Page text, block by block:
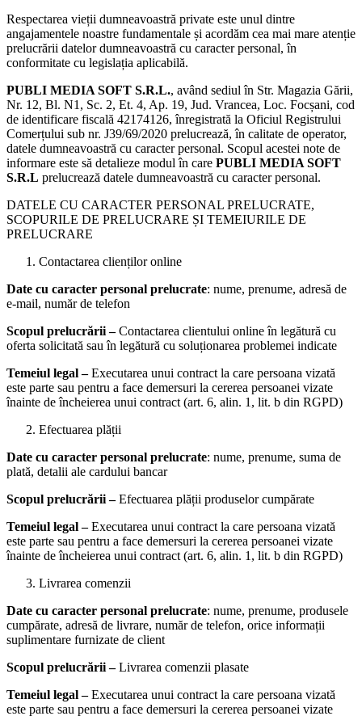
Respectarea vieții dumneavoastră private este unul dintre
angajamentele noastre fundamentale și acordăm cea mai mare atenție
prelucrării datelor dumneavoastră cu caracter personal, în
conformitate cu legislația aplicabilă.
PUBLI MEDIA SOFT S.R.L., având sediul în Str. Magazia Gării,
Nr. 12, Bl. N1, Sc. 2, Et. 4, Ap. 19, Jud. Vrancea, Loc. Focșani, cod
de identificare fiscală 42174126, înregistrată la Oficiul Registrului
Comerțului sub nr. J39/69/2020 prelucrează, în calitate de operator,
datele dumneavoastră cu caracter personal. Scopul acestei note de
informare este să detalieze modul în care PUBLI MEDIA SOFT
S.R.L prelucrează datele dumneavoastră cu caracter personal.
DATELE CU CARACTER PERSONAL PRELUCRATE,
SCOPURILE DE PRELUCRARE ȘI TEMEIURILE DE
PRELUCRARE
Contactarea clienților online
Date cu caracter personal prelucrate: nume, prenume, adresă de
e-mail, număr de telefon
Scopul prelucrării –Contactarea clientului online în legătură cu
oferta solicitată sau în legătură cu soluționarea problemei indicate
Temeiul legal –Executarea unui contract la care persoana vizată
este parte sau pentru a face demersuri la cererea persoanei vizate
înainte de încheierea unui contract (art. 6, alin. 1, lit. b din RGPD)
Efectuarea plății
Date cu caracter personal prelucrate: nume, prenume, suma de
plată, detalii ale cardului bancar
Scopul prelucrării –Efectuarea plății produselor cumpărate
Temeiul legal –Executarea unui contract la care persoana vizată
este parte sau pentru a face demersuri la cererea persoanei vizate
înainte de încheierea unui contract (art. 6, alin. 1, lit. b din RGPD)
Livrarea comenzii
Date cu caracter personal prelucrate: nume, prenume, produsele
cumpărate, adresă de livrare, număr de telefon, orice informații
suplimentare furnizate de client
Scopul prelucrării –Livrarea comenzii plasate
Temeiul legal –Executarea unui contract la care persoana vizată
este parte sau pentru a face demersuri la cererea persoanei vizate